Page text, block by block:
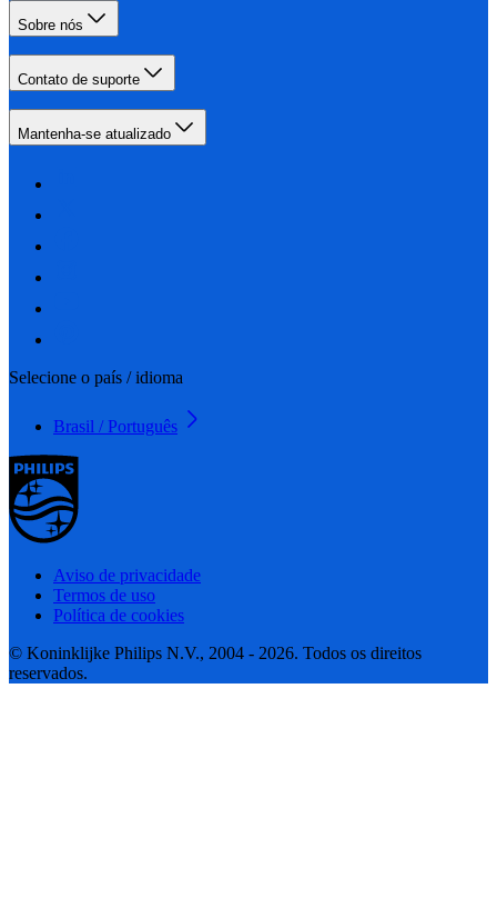
Sobre nós
Contato de suporte
Mantenha-se atualizado
Selecione o país / idioma
Brasil / Português
Aviso de privacidade
Termos de uso
Política de cookies
© Koninklijke Philips N.V., 2004 - 2026. Todos os direitos
reservados.